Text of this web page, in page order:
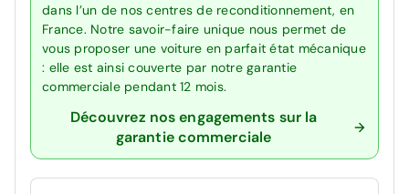
dans l’un de nos centres de reconditionnement, en
France. Notre savoir-faire unique nous permet de
vous proposer une voiture en parfait état mécanique
: elle est ainsi couverte par notre garantie
commerciale pendant 12 mois.
Découvrez nos engagements sur la
garantie commerciale